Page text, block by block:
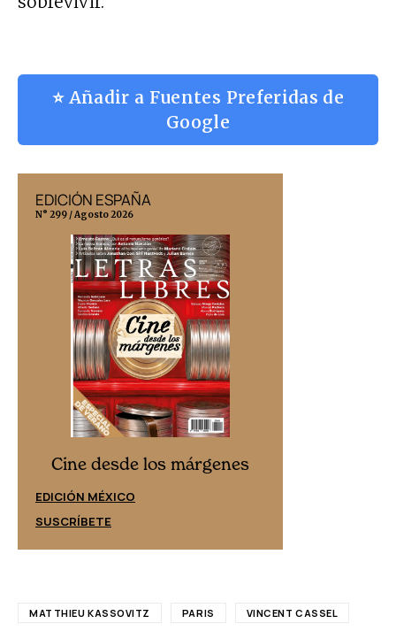
⭐ Añadir a Fuentes Preferidas de
Google
EDICIÓN ESPAÑA
N° 299 / Agosto 2026
Cine desde los márgenes
EDICIÓN MÉXICO
SUSCRÍBETE
MATTHIEU KASSOVITZ PARIS VINCENT CASSEL